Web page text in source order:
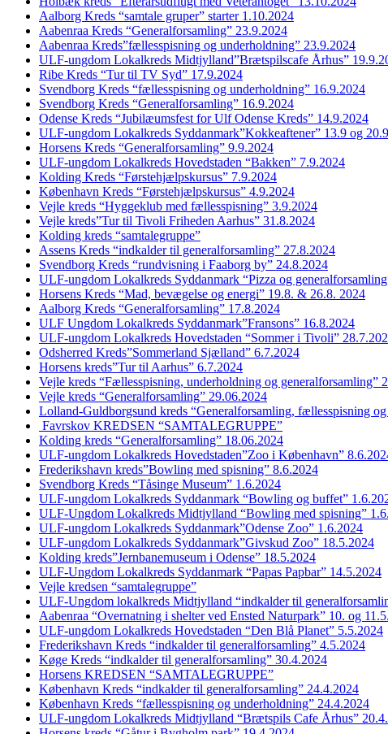
Aalborg Kreds “samtale gruper” starter 1.10.2024
Aabenraa Kreds “Generalforsamling” 23.9.2024
Aabenraa Kreds”fællesspisning og underholdning” 23.9.2024
ULF-ungdom Lokalkreds Midtjylland”Brætspilscafe Århus”
Ribe Kreds “Tur til TV Syd” 17.9.2024
Svendborg Kreds “fællesspisning og underholdning” 16.9.2024
Svendborg Kreds “Generalforsamling” 16.9.2024
Odense Kreds “Jubilæumsfest for Ulf Odense Kreds” 14.9.2024
ULF-ungdom Lokalkreds Syddanmark”Kokkeaftener” 13.9 og
Horsens Kreds “Generalforsamling” 9.9.2024
ULF-ungdom Lokalkreds Hovedstaden “Bakken” 7.9.2024
Kolding Kreds “Førstehjælpskursus” 7.9.2024
København Kreds “Førstehjælpskursus” 4.9.2024
Vejle kreds “Hyggeklub med fællesspisning” 3.9.2024
Vejle kreds”Tur til Tivoli Friheden Aarhus” 31.8.2024
Kolding kreds “samtalegruppe”
Assens Kreds “indkalder til generalforsamling” 27.8.2024
Svendborg Kreds “rundvisning i Faaborg by” 24.8.2024
ULF-ungdom Lokalkreds Syddanmark “Pizza og
Horsens Kreds “Mad, bevægelse og energi” 19.8. & 26.8. 2024
Aalborg Kreds “Generalforsamling” 17.8.2024
ULF Ungdom Lokalkreds Syddanmark”Fransons” 16.8.2024
ULF-ungdom Lokalkreds Hovedstaden “Sommer i Tivoli”
Odsherred Kreds”Sommerland Sjælland” 6.7.2024
Horsens kreds”Tur til Aarhus” 6.7.2024
Vejle kreds “Fællesspisning, underholdning og generalforsamling”
Vejle kreds “Generalforsamling” 29.06.2024
Lolland-Guldborgsund kreds “Generalforsamling, fællesspisning
Favrskov KREDSEN “SAMTALEGRUPPE”
Kolding kreds “Generalforsamling” 18.06.2024
ULF-ungdom Lokalkreds Hovedstaden”Zoo i København”
Frederikshavn kreds”Bowling med spisning” 8.6.2024
Svendborg Kreds “Tåsinge Museum” 1.6.2024
ULF-ungdom Lokalkreds Syddanmark “Bowling og buffet”
ULF-Ungdom Lokalkreds Midtjylland “Bowling med spisning”
ULF-ungdom Lokalkreds Syddanmark”Odense Zoo” 1.6.2024
ULF-ungdom Lokalkreds Syddanmark”Givskud Zoo” 18.5.2024
Kolding kreds”Jernbanemuseum i Odense” 18.5.2024
ULF-Ungdom Lokalkreds Syddanmark “Papas Papbar” 14.5.2024
Vejle kredsen “samtalegruppe”
ULF-Ungdom lokalkreds Midtjylland “indkalder til
Aabenraa “Overnatning i shelter ved Ensted Naturpark” 10. og
ULF-ungdom Lokalkreds Hovedstaden “Den Blå Planet” 5.5.2024
Frederikshavn Kreds “indkalder til generalforsamling” 4.5.2024
Køge Kreds “indkalder til generalforsamling” 30.4.2024
Horsens KREDSEN “SAMTALEGRUPPE”
København Kreds “indkalder til generalforsamling” 24.4.2024
København Kreds “fællesspisning og underholdning” 24.4.2024
ULF-ungdom Lokalkreds Midtjylland “Brætspils Cafe Århus”